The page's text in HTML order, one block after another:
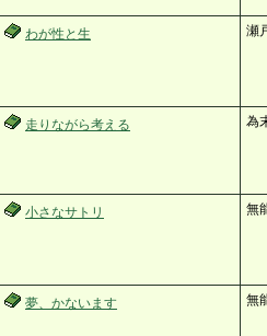
わが性と生 瀬
走りながら考える 為
小さなサトリ 無
夢、かないます 無